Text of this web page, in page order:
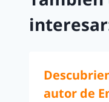
autor de